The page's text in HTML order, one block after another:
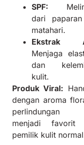
SPF:
dari
matahari.
Ekstrak
Menjaga
dan
kulit.
Produk Viral:
dengan aroma
perlindungan
menjadi favorit
pemilik kulit